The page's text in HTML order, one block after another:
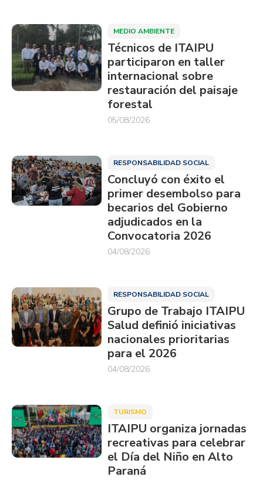
MEDIO AMBIENTE
Técnicos de ITAIPU
participaron en taller
internacional sobre
restauración del paisaje
forestal
05/08/2026
RESPONSABILIDAD SOCIAL
Concluyó con éxito el
primer desembolso para
becarios del Gobierno
adjudicados en la
Convocatoria 2026
04/08/2026
RESPONSABILIDAD SOCIAL
Grupo de Trabajo ITAIPU
Salud definió iniciativas
nacionales prioritarias
para el 2026
04/08/2026
TURISMO
ITAIPU organiza jornadas
recreativas para celebrar
el Día del Niño en Alto
Paraná